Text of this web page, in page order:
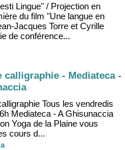
Lingue" / Projection en
du film "Une langue en
Jacques Torre et Cyrille
de conférence...
calligraphie - Mediateca -
Tous les vendredis
Mediateca - A Ghisunaccia
Yoga de la Plaine vous
cours d...